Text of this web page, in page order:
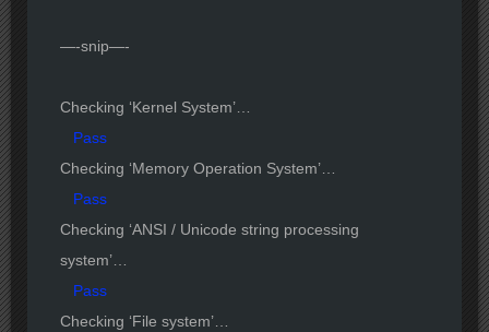
—-snip—-
Checking ‘Kernel System’…
Pass
Checking ‘Memory Operation System’…
Pass
Checking ‘ANSI / Unicode string processing
system’…
Pass
Checking ‘File system’…